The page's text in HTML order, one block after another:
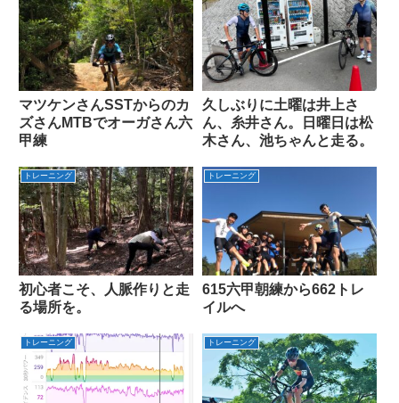
マツケンさんSSTからのカ
ズさんMTBでオーガさん六
甲練
久しぶりに土曜は井上さ
ん、糸井さん。日曜日は松
木さん、池ちゃんと走る。
トレーニング
初心者こそ、人脈作りと走
る場所を。
トレーニング
615六甲朝練から662トレ
イルへ
トレーニング トレーニング